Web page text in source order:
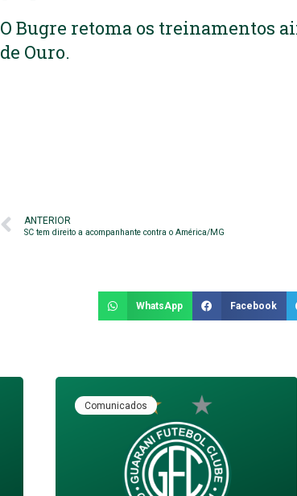
O Bugre retoma os treinamentos
de Ouro.
ANTERIOR
SC tem direito a acompanhante contra o América/MG
WhatsApp Facebook
Comunicados